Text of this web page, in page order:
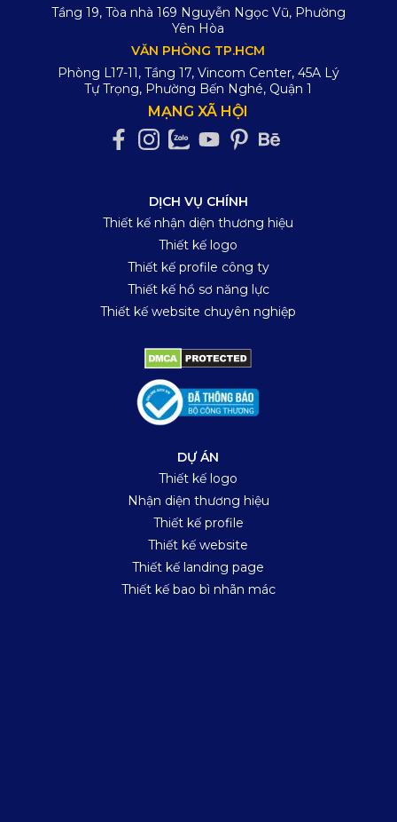
Tầng 19, Tòa nhà 169 Nguyễn Ngọc Vũ, Phường
Yên Hòa
VĂN PHÒNG TP.HCM
Phòng L17-11, Tầng 17, Vincom Center, 45A Lý
Tự Trọng, Phường Bến Nghé, Quận 1
MẠNG XÃ HỘI
DỊCH VỤ CHÍNH
Thiết kế nhận diện thương hiệu
Thiết kế logo
Thiết kế profile công ty
Thiết kế hồ sơ năng lực
Thiết kế website chuyên nghiệp
DỰ ÁN
Thiết kế logo
Nhận diện thương hiệu
Thiết kế profile
Thiết kế website
Thiết kế landing page
Thiết kế bao bì nhãn mác